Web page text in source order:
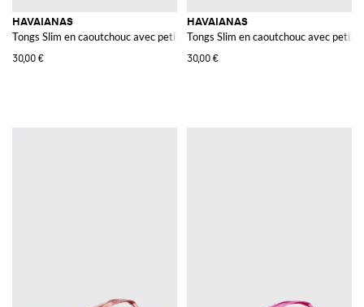
HAVAIANAS
Tongs Slim en caoutchouc avec petit talon et logo ton sur ton
30,00 €
HAVAIANAS
Tongs Slim en caoutchouc avec petit
30,00 €